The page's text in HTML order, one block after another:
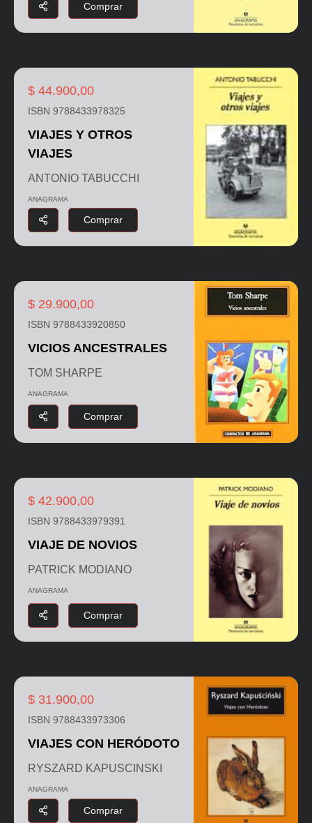
Comprar
$ 44.900,00
ISBN 9788433978325
VIAJES Y OTROS
VIAJES
ANTONIO TABUCCHI
ANAGRAMA
Comprar
$ 29.900,00
ISBN 9788433920850
VICIOS ANCESTRALES
TOM SHARPE
ANAGRAMA
Comprar
$ 42.900,00
ISBN 9788433979391
VIAJE DE NOVIOS
PATRICK MODIANO
ANAGRAMA
Comprar
$ 31.900,00
ISBN 9788433973306
VIAJES CON HERÓDOTO
RYSZARD KAPUSCINSKI
ANAGRAMA
Comprar